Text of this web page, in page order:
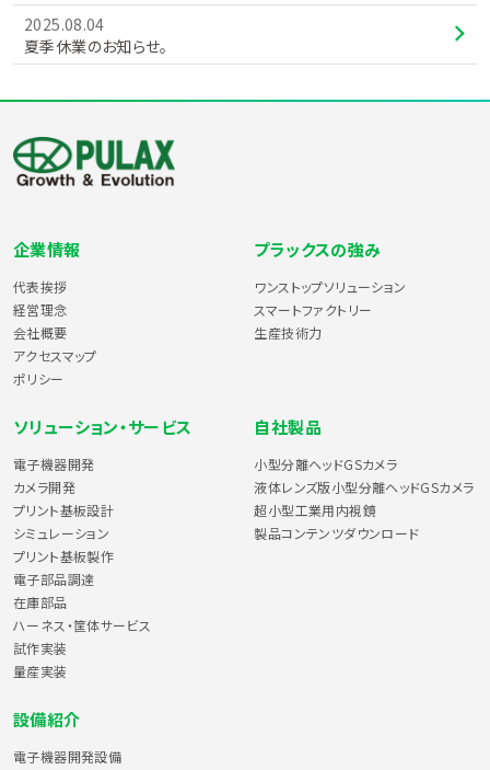
2025.08.04
夏季休業のお知らせ。
企業情報
代表挨拶
経営理念
会社概要
アクセスマップ
ポリシー
プラックスの強み
ワンストップソリューション
スマートファクトリー
生産技術力
ソリューション・サービス
電子機器開発
カメラ開発
プリント基板設計
シミュレーション
プリント基板製作
電子部品調達
在庫部品
ハーネス・筐体サービス
試作実装
量産実装
自社製品
小型分離ヘッドGSカメラ
液体レンズ版小型分離ヘッドGSカメラ
超小型工業用内視鏡
製品コンテンツダウンロード
設備紹介
電子機器開発設備